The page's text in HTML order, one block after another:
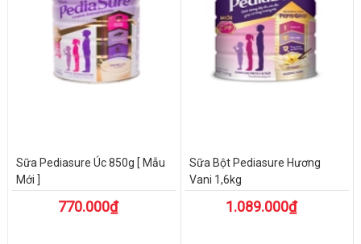
Sữa Pediasure Úc 850g [ Mẫu
Mới ]
770.000₫
Sữa Bột Pediasure Hương
Vani 1,6kg
1.089.000₫